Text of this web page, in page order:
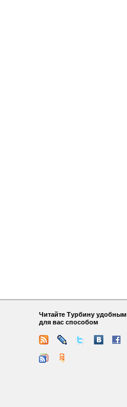
Читайте Турбину удобным
для вас способом